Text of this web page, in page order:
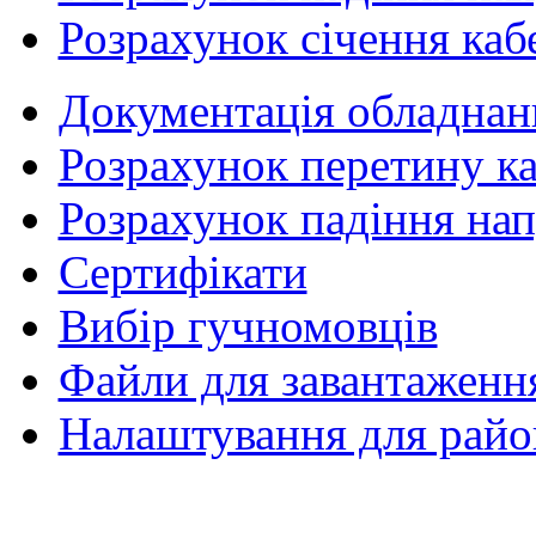
Розрахунок січення
Документація
Розрахунок перетину
Розрахунок падіння
Сертифікати
Вибір гучномовців
Файли для
Налаштування для